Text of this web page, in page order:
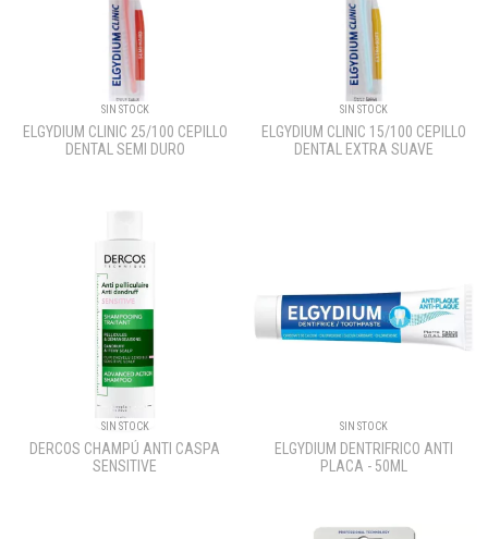
SIN STOCK
ELGYDIUM CLINIC 25/100 CEPILLO
DENTAL SEMI DURO
SIN STOCK
ELGYDIUM CLINIC 15/100 CEPILLO
DENTAL EXTRA SUAVE
SIN STOCK
DERCOS CHAMPÚ ANTI CASPA
SENSITIVE
SIN STOCK
ELGYDIUM DENTRIFRICO ANTI
PLACA - 50ML